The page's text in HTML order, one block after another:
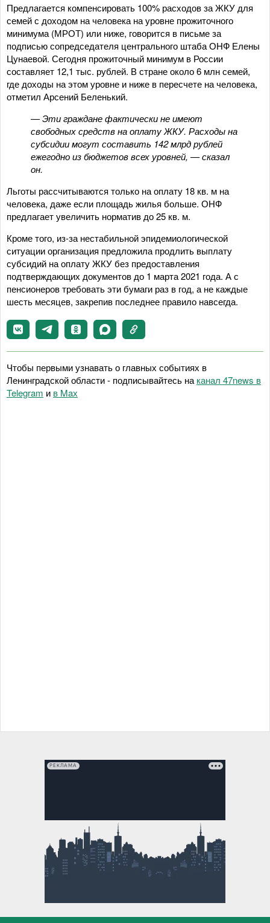
Предлагается компенсировать 100% расходов за ЖКУ для
семей с доходом на человека на уровне прожиточного
минимума (МРОТ) или ниже, говорится в письме за
подписью сопредседателя центрального штаба ОНФ Елены
Цунаевой. Сегодня прожиточный минимум в России
составляет 12,1 тыс. рублей. В стране около 6 млн семей,
где доходы на этом уровне и ниже в пересчете на человека,
отметил Арсений Беленький.
— Эти граждане фактически не имеют
свободных средств на оплату ЖКУ. Расходы на
субсидии могут составить 142 млрд рублей
ежегодно из бюджетов всех уровней, — сказал
он.
Льготы рассчитываются только на оплату 18 кв. м на
человека, даже если площадь жилья больше. ОНФ
предлагает увеличить норматив до 25 кв. м.
Кроме того, из-за нестабильной эпидемиологической
ситуации организация предложила продлить выплату
субсидий на оплату ЖКУ без предоставления
подтверждающих документов до 1 марта 2021 года. А с
пенсионеров требовать эти бумаги раз в год, а не каждые
шесть месяцев, закрепив последнее правило навсегда.
Чтобы первыми узнавать о главных событиях в
Ленинградской области - подписывайтесь на канал 47news в
Telegram и в Maх
РЕКЛАМА